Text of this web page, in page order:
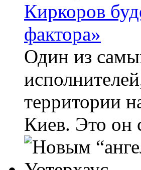
Киркоров
фактора»
Один из
территории
Киев. Это он